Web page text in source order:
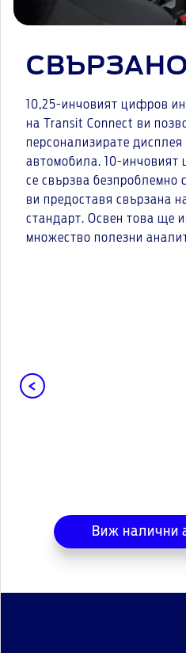
10,25-инчовият цифров
на Transit Connect ви
персонализирате
автомобила. 10-инчовият
се свързва
ви предоставя свързана
стандарт. Освен това ще
множество полезни
Виж налични